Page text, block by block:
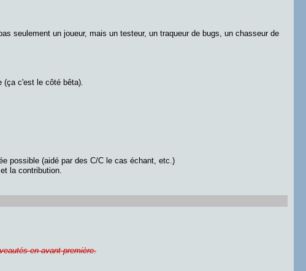
seulement un joueur, mais un testeur, un traqueur de bugs, un chasseur de
(ça c'est le côté bêta).
possible (aidé par des C/C le cas échant, etc.)
la contribution.
en avant-première.